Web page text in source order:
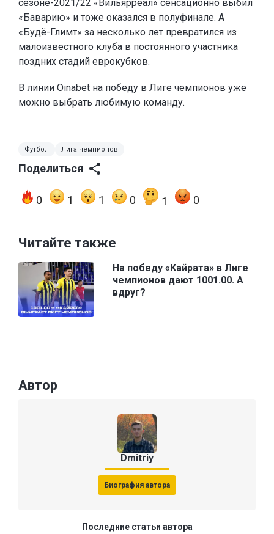
сезоне-2021/22 «Вильярреал» сенсационно выбил
«Баварию» и тоже оказался в полуфинале. А
«Будё-Глимт» за несколько лет превратился из
малоизвестного клуба в постоянного участника
поздних стадий еврокубков.
В линии Oinabet на победу в Лиге чемпионов уже
можно выбрать любимую команду.
Футбол Лига чемпионов
Поделиться
0 1 1 0 1 0
Читайте также
На победу «Кайрата» в Лиге
чемпионов дают 1001.00. А
вдруг?
Автор
Dmitriy
Биография автора
Последние статьи автора